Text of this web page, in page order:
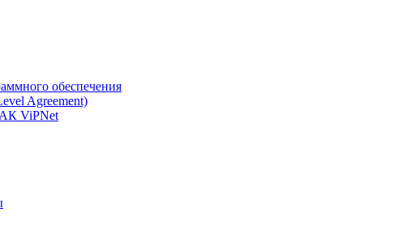
обеспечения
Agreement)
ViPNet